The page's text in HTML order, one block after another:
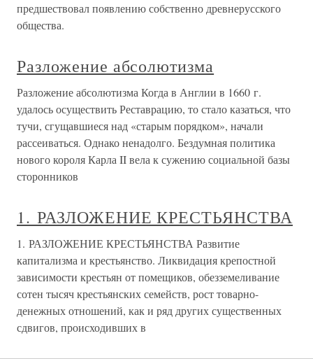
предшествовал появлению собственно древнерусского
общества.
Разложение абсолютизма
Разложение абсолютизма Когда в Англии в 1660 г.
удалось осуществить Реставрацию, то стало казаться, что
тучи, сгущавшиеся над «старым порядком», начали
рассеиваться. Однако ненадолго. Бездумная политика
нового короля Карла II вела к сужению социальной базы
сторонников
1. РАЗЛОЖЕНИЕ КРЕСТЬЯНСТВА
1. РАЗЛОЖЕНИЕ КРЕСТЬЯНСТВА Развитие
капитализма и крестьянство. Ликвидация крепостной
зависимости крестьян от помещиков, обезземеливание
сотен тысяч крестьянских семейств, рост товарно-
денежных отношений, как и ряд других существенных
сдвигов, происходивших в